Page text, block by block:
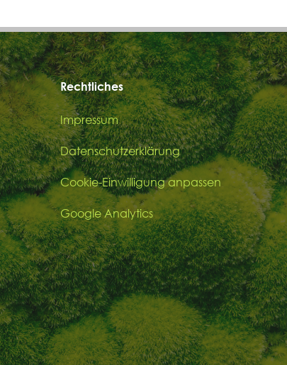
Rechtliches
Impressum
Datenschutzerklärung
Cookie-Einwilligung anpassen
Google Analytics